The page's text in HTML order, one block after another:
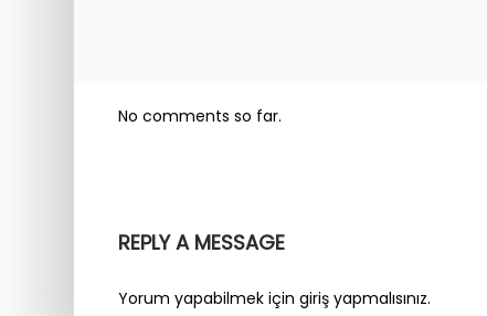
No comments so far.
REPLY A MESSAGE
Yorum yapabilmek içingiriş yapmalısınız.